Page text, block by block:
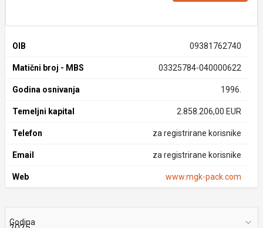
OIB 09381762740
Matični broj - MBS 03325784-040000622
Godina osnivanja 1996.
Temeljni kapital 2.858.206,00 EUR
Telefon za registrirane korisnike
Email za registrirane korisnike
Web www.mgk-pack.com
Godina